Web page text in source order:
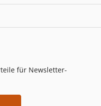
für Newsletter-